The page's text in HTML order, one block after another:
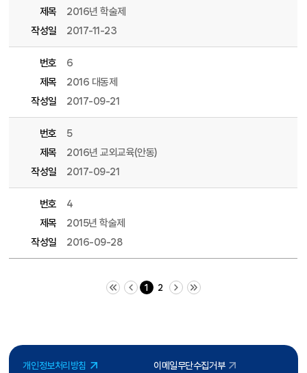
제목
2016년 학술제
작성일
2017-11-23
번호
6
제목
2016 대동제
작성일
2017-09-21
번호
5
제목
2016년 교외교육(안동)
작성일
2017-09-21
번호
4
제목
2015년 학술제
작성일
2016-09-28
처음 페이지 이전 10 페이지
1 2
다음 10 페이지 끝 페이지
개인정보처리방침 이메일무단수집거부